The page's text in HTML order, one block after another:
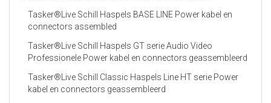
Tasker®Live Schill Haspels BASE LINE Power kabel en
connectors assembled
Tasker®Live Schill Haspels GT serie Audio Video
Professionele Power kabel en connectors geassembleerd
Tasker®Live Schill Classic Haspels Line HT serie Power
kabel en connectors geassembleerd